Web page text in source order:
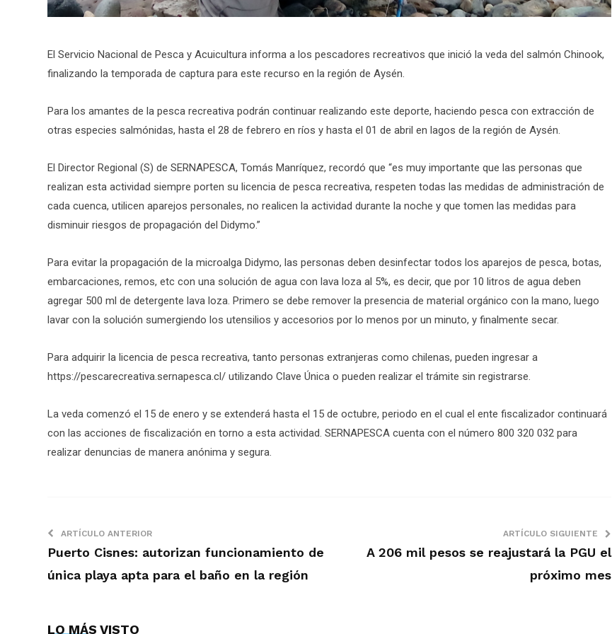
El Servicio Nacional de Pesca y Acuicultura informa a los pescadores recreativos que inició la veda del salmón Chinook,
finalizando la temporada de captura para este recurso en la región de Aysén.
Para los amantes de la pesca recreativa podrán continuar realizando este deporte, haciendo pesca con extracción de
otras especies salmónidas, hasta el 28 de febrero en ríos y hasta el 01 de abril en lagos de la región de Aysén.
El Director Regional (S) de SERNAPESCA, Tomás Manríquez, recordó que “es muy importante que las personas que
realizan esta actividad siempre porten su licencia de pesca recreativa, respeten todas las medidas de administración de
cada cuenca, utilicen aparejos personales, no realicen la actividad durante la noche y que tomen las medidas para
disminuir riesgos de propagación del Didymo.”
Para evitar la propagación de la microalga Didymo, las personas deben desinfectar todos los aparejos de pesca, botas,
embarcaciones, remos, etc con una solución de agua con lava loza al 5%, es decir, que por 10 litros de agua deben
agregar 500 ml de detergente lava loza. Primero se debe remover la presencia de material orgánico con la mano, luego
lavar con la solución sumergiendo los utensilios y accesorios por lo menos por un minuto, y finalmente secar.
Para adquirir la licencia de pesca recreativa, tanto personas extranjeras como chilenas, pueden ingresar a
https://pescarecreativa.sernapesca.cl/ utilizando Clave Única o pueden realizar el trámite sin registrarse.
La veda comenzó el 15 de enero y se extenderá hasta el 15 de octubre, periodo en el cual el ente fiscalizador continuará
con las acciones de fiscalización en torno a esta actividad. SERNAPESCA cuenta con el número 800 320 032 para
realizar denuncias de manera anónima y segura.
ARTÍCULO ANTERIOR
Puerto Cisnes: autorizan funcionamiento de
única playa apta para el baño en la región
ARTÍCULO SIGUIENTE
A 206 mil pesos se reajustará la PGU el
próximo mes
LO MÁS VISTO